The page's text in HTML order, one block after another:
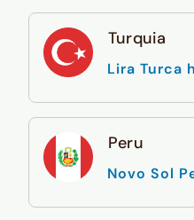
Turquia
Lira Turca
Peru
Novo Sol